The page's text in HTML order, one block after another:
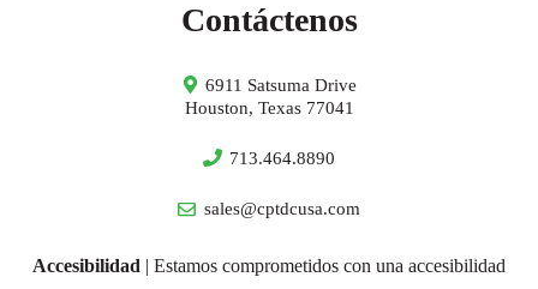
Contáctenos
6911 Satsuma Drive
Houston, Texas 77041
713.464.8890
sales@cptdcusa.com
Accesibilidad | Estamos comprometidos con una accesibilidad